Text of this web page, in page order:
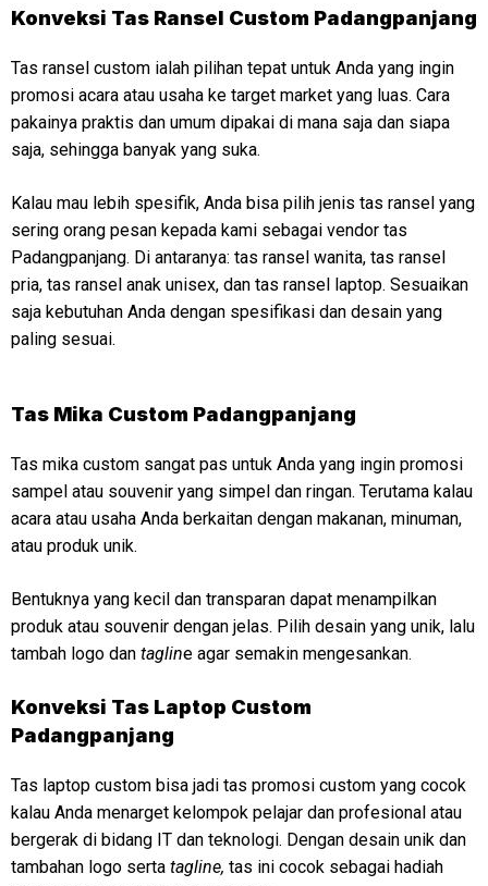
Konveksi Tas Ransel Custom Padangpanjang
Tas ransel custom ialah pilihan tepat untuk Anda yang ingin
promosi acara atau usaha ke target market yang luas. Cara
pakainya praktis dan umum dipakai di mana saja dan siapa
saja, sehingga banyak yang suka.
Kalau mau lebih spesifik, Anda bisa pilih jenis tas ransel yang
sering orang pesan kepada kami sebagai vendor tas
Padangpanjang. Di antaranya: tas ransel wanita, tas ransel
pria, tas ransel anak unisex, dan tas ransel laptop. Sesuaikan
saja kebutuhan Anda dengan spesifikasi dan desain yang
paling sesuai.
Tas Mika Custom Padangpanjang
Tas mika custom sangat pas untuk Anda yang ingin promosi
sampel atau souvenir yang simpel dan ringan. Terutama kalau
acara atau usaha Anda berkaitan dengan makanan, minuman,
atau produk unik.
Bentuknya yang kecil dan transparan dapat menampilkan
produk atau souvenir dengan jelas. Pilih desain yang unik, lalu
tambah logo dan tagline agar semakin mengesankan.
Konveksi Tas Laptop Custom
Padangpanjang
Tas laptop custom bisa jadi tas promosi custom yang cocok
kalau Anda menarget kelompok pelajar dan profesional atau
bergerak di bidang IT dan teknologi. Dengan desain unik dan
tambahan logo serta tagline, tas ini cocok sebagai hadiah